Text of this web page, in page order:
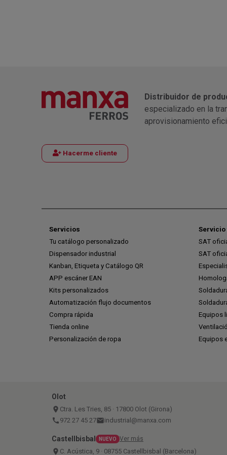
Hacerme cliente
Distribuidor de
especializado en la
aprovisionamiento
Servicios
Tu catálogo personalizado
Dispensador industrial
Kanban, Etiqueta y Catálogo QR
APP escáner EAN
Kits personalizados
Automatización flujo documentos
Compra rápida
Tienda online
Personalización de ropa
Servicio
SAT
SAT
Equipos
Equipos
Olot
place Ctra. Les Tries, 85 · 17800 Olot (Girona)
call 972 27 45 27emailindustrial@manxa.com
Castellbisbal NUEVO Ver más
place C. Acústica, 9 · 08755 Castellbisbal (Barcelona)